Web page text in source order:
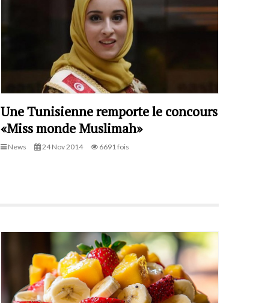
Une Tunisienne remporte le concours
«Miss monde Muslimah»
News 24 Nov 2014 6691 fois